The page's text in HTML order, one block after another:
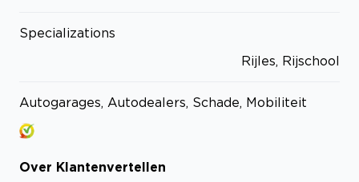
Specializations
Rijles, Rijschool
Autogarages, Autodealers, Schade, Mobiliteit
Over Klantenvertellen